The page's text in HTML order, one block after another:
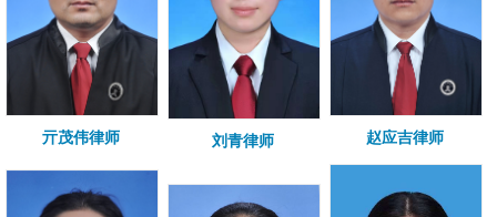
亓茂伟律师 刘青律师 赵应吉律师